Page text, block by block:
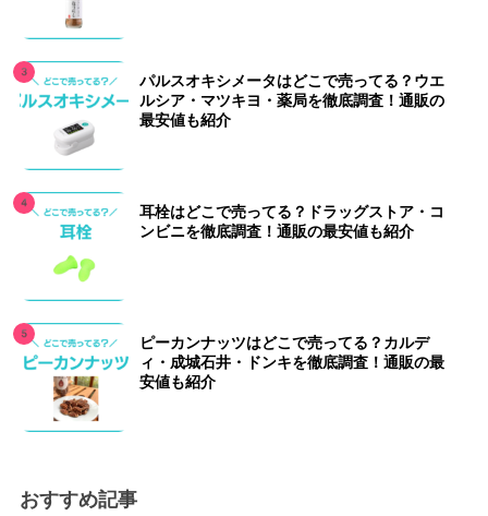
パルスオキシメータはどこで売ってる？ウエ
ルシア・マツキヨ・薬局を徹底調査！通販の
最安値も紹介
耳栓はどこで売ってる？ドラッグストア・コ
ンビニを徹底調査！通販の最安値も紹介
ピーカンナッツはどこで売ってる？カルデ
ィ・成城石井・ドンキを徹底調査！通販の最
安値も紹介
おすすめ記事